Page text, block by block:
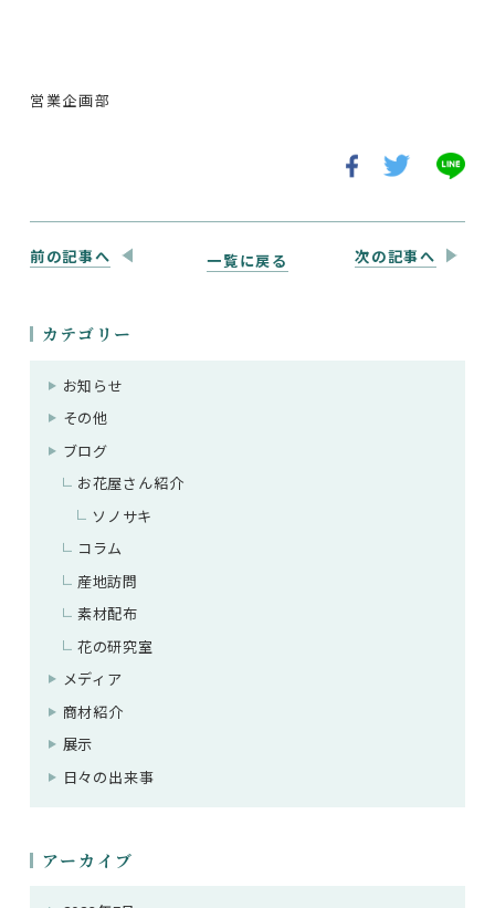
営業企画部
前の記事へ 一覧に戻る 次の記事へ
カテゴリー
お知らせ
その他
ブログ
お花屋さん紹介
ソノサキ
コラム
産地訪問
素材配布
花の研究室
メディア
商材紹介
展示
日々の出来事
アーカイブ